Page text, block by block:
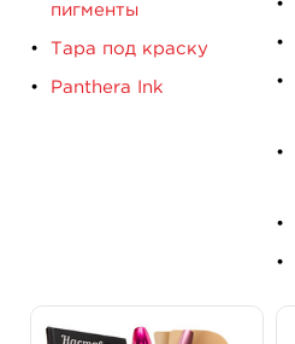
пигменты
Тара под краску
Panthera Ink